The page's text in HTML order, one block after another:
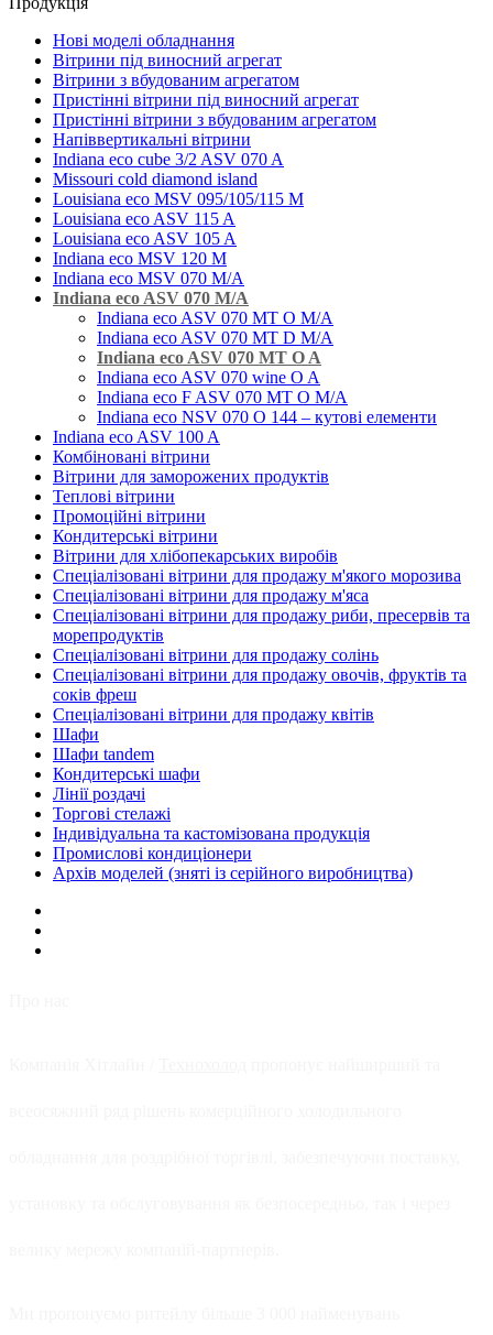
Нові моделі обладнання
Вітрини під виносний агрегат
Вітрини з вбудованим агрегатом
Пристінні вітрини під виносний агрегат
Пристінні вітрини з вбудованим агрегатом
Напіввертикальні вітрини
Indiana eco cube 3/2 ASV 070 A
Missouri cold diamond island
Louisiana eco MSV 095/105/115 M
Louisiana eco ASV 115 A
Louisiana eco ASV 105 A
Indiana eco MSV 120 M
Indiana eco MSV 070 M/A
Indiana eco ASV 070 M/A
Indiana eco ASV 070 MT O M/A
Indiana eco ASV 070 MT D M/A
Indiana eco ASV 070 MT O A
Indiana eco ASV 070 wine O A
Indiana eco F ASV 070 MT O M/A
Indiana eco NSV 070 O 144 – кутові елементи
Indiana eco ASV 100 A
Комбіновані вітрини
Вітрини для заморожених продуктів
Теплові вітрини
Промоційні вітрини
Кондитерські вітрини
Вітрини для хлібопекарських виробів
Спеціалізовані вітрини для продажу м'якого морозива
Спеціалізовані вітрини для продажу м'яса
Спеціалізовані вітрини для продажу риби, пресервів та
морепродуктів
Спеціалізовані вітрини для продажу солінь
Спеціалізовані вітрини для продажу овочів, фруктів та
соків фреш
Спеціалізовані вітрини для продажу квітів
Шафи
Шафи tandem
Кондитерські шафи
Лінії роздачі
Торгові стелажі
Індивідуальна та кастомізована продукція
Промислові кондиціонери
Архів моделей (зняті із серійного виробництва)